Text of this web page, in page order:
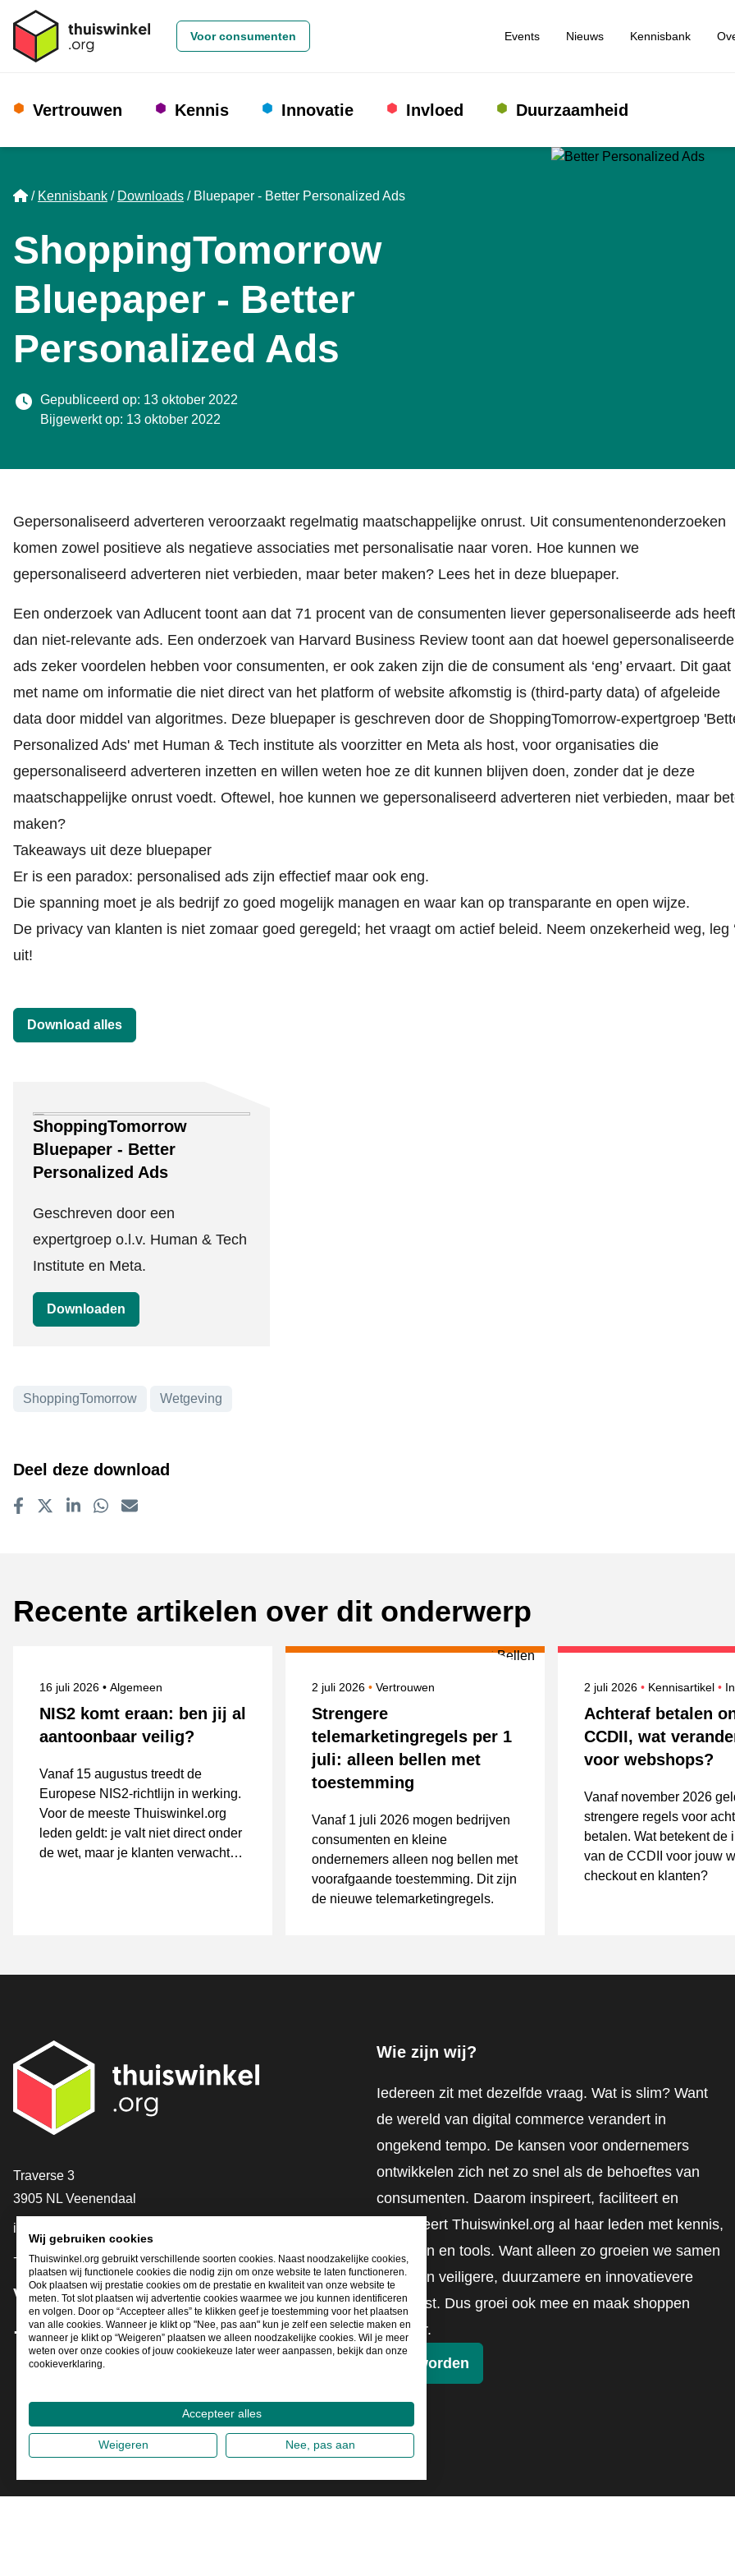
Voor consumenten Events Nieuws Kennisbank
Vertrouwen Kennis Innovatie Invloed Duurzaamheid
Home
Kennisbank Downloads Bluepaper - Better Personalized Ads
ShoppingTomorrow
Bluepaper - Better
Personalized Ads
Gepubliceerd op: 13 oktober 2022
Bijgewerkt op: 13 oktober 2022
Gepersonaliseerd adverteren veroorzaakt regelmatig maatschappelijke onrust. Uit consumentenonderzoeken
komen zowel positieve als negatieve associaties met personalisatie naar voren. Hoe kunnen we
gepersonaliseerd adverteren niet verbieden, maar beter maken? Lees het in deze bluepaper.
Een onderzoek van Adlucent toont aan dat 71 procent van de consumenten liever gepersonaliseerde ads heeft
dan niet-relevante ads. Een onderzoek van Harvard Business Review toont aan dat hoewel gepersonaliseerde
ads zeker voordelen hebben voor consumenten, er ook zaken zijn die de consument als ‘eng’ ervaart. Dit gaat
met name om informatie die niet direct van het platform of website afkomstig is (third-party data) of afgeleide
data door middel van algoritmes. Deze bluepaper is geschreven door de ShoppingTomorrow-expertgroep
Personalized Ads' met Human & Tech institute als voorzitter en Meta als host, voor organisaties die
gepersonaliseerd adverteren inzetten en willen weten hoe ze dit kunnen blijven doen, zonder dat je deze
maatschappelijke onrust voedt. Oftewel, hoe kunnen we gepersonaliseerd adverteren niet verbieden, maar
maken?
Takeaways uit deze bluepaper
Er is een paradox: personalised ads zijn effectief maar ook eng.
Die spanning moet je als bedrijf zo goed mogelijk managen en waar kan op transparante en open wijze.
De privacy van klanten is niet zomaar goed geregeld; het vraagt om actief beleid. Neem onzekerheid weg, leg
uit!
Download alles
ShoppingTomorrow
Bluepaper - Better
Personalized Ads
Geschreven door een
expertgroep o.l.v. Human & Tech
Institute en Meta.
Downloaden
ShoppingTomorrow Wetgeving
Deel deze download
Recente artikelen over dit onderwerp
NIS2 komt eraan: ben jij al
aantoonbaar veilig?
Gepubliceerd op
16 juli 2026 Onderwerpen
Algemeen
Vanaf 15 augustus treedt de
Europese NIS2-richtlijn in werking.
Voor de meeste Thuiswinkel.org
leden geldt: je valt niet direct onder
de wet, maar je klanten verwachten
Strengere
telemarketingregels per 1
juli: alleen bellen met
toestemming
Gepubliceerd op
2 juli 2026 Onderwerpen
Vertrouwen
Vanaf 1 juli 2026 mogen bedrijven
consumenten en kleine
ondernemers alleen nog bellen met
voorafgaande toestemming. Dit zijn
de nieuwe telemarketingregels.
Achteraf betalen
CCDII, wat
voor webshops?
Gepubliceerd op
2 juli 2026 Kennisartikel
Vanaf november 2026
strengere regels voor
betalen. Wat betekent de
van de CCDII voor jouw
checkout en klanten?
Contact
Traverse 3
3905 NL Veenendaal
info@thuiswinkel.org
+31 (0)318 64 85 75
Volg je ons al?
Facebook
X LinkedIn
Instagram
YouTube
Wie zijn wij?
Iedereen zit met dezelfde vraag. Wat is slim? Want
de wereld van digital commerce verandert in
ongekend tempo. De kansen voor ondernemers
ontwikkelen zich net zo snel als de behoeftes van
consumenten. Daarom inspireert, faciliteert en
mobiliseert Thuiswinkel.org al haar leden met kennis,
inzichten en tools. Want alleen zo groeien we samen
naar een veiligere, duurzamere en innovatievere
toekomst. Dus groei ook mee en maak shoppen
slimmer.
Lid worden
Wij gebruiken cookies
Thuiswinkel.org gebruikt verschillende soorten cookies. Naast noodzakelijke cookies,
plaatsen wij functionele cookies die nodig zijn om onze website te laten functioneren.
Ook plaatsen wij prestatie cookies om de prestatie en kwaliteit van onze website te
meten. Tot slot plaatsen wij advertentie cookies waarmee we jou kunnen identificeren
en volgen. Door op “Accepteer alles” te klikken geef je toestemming voor het plaatsen
van alle cookies. Wanneer je klikt op "Nee, pas aan" kun je zelf een selectie maken en
wanneer je klikt op “Weigeren” plaatsen we alleen noodzakelijke cookies. Wil je meer
weten over onze cookies of jouw cookiekeuze later weer aanpassen, bekijk dan onze
cookieverklaring.
Accepteer alles
Weigeren Nee, pas aan